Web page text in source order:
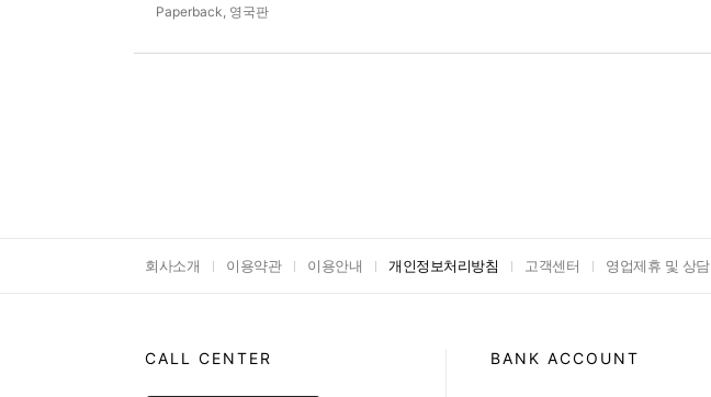
Paperback, 영국판
회사소개 이용약관 이용안내 개인정보처리방침 고객센터 영업제휴 및 상담
CALL CENTER BANK ACCOUNT